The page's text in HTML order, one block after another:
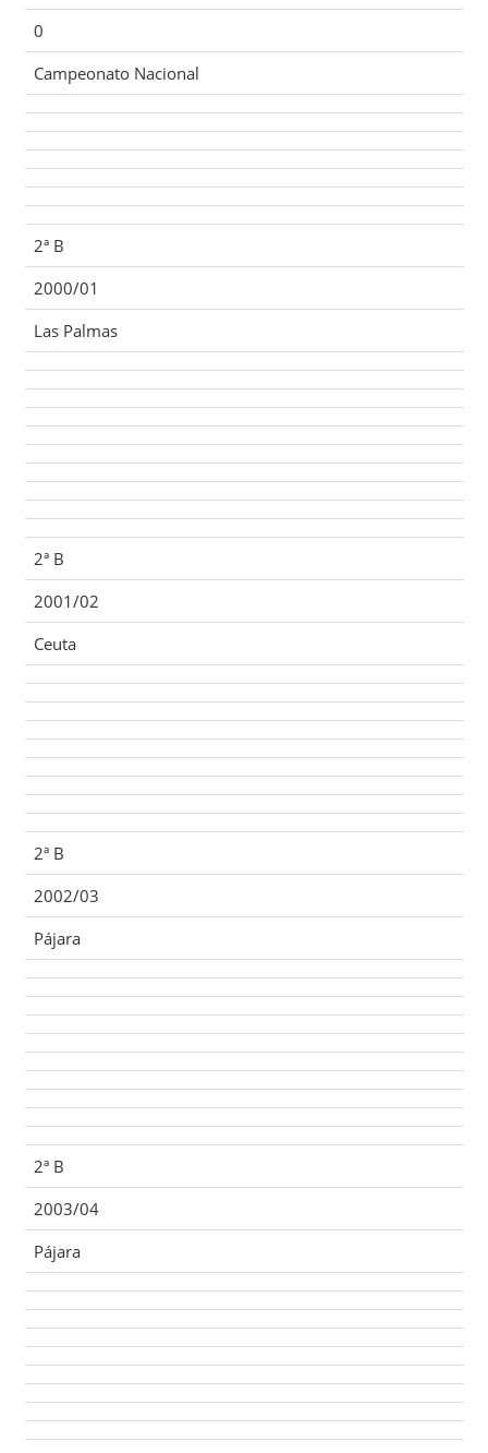
0
Campeonato Nacional
2ª B
2000/01
Las Palmas
2ª B
2001/02
Ceuta
2ª B
2002/03
Pájara
2ª B
2003/04
Pájara